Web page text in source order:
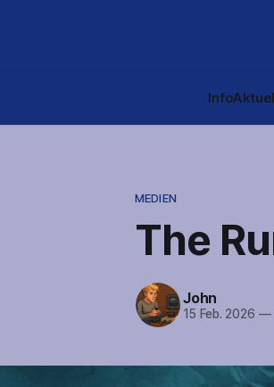
Info
MEDIEN
The
John
15 Feb. 2026 —